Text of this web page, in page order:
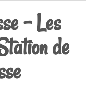
- Les
de